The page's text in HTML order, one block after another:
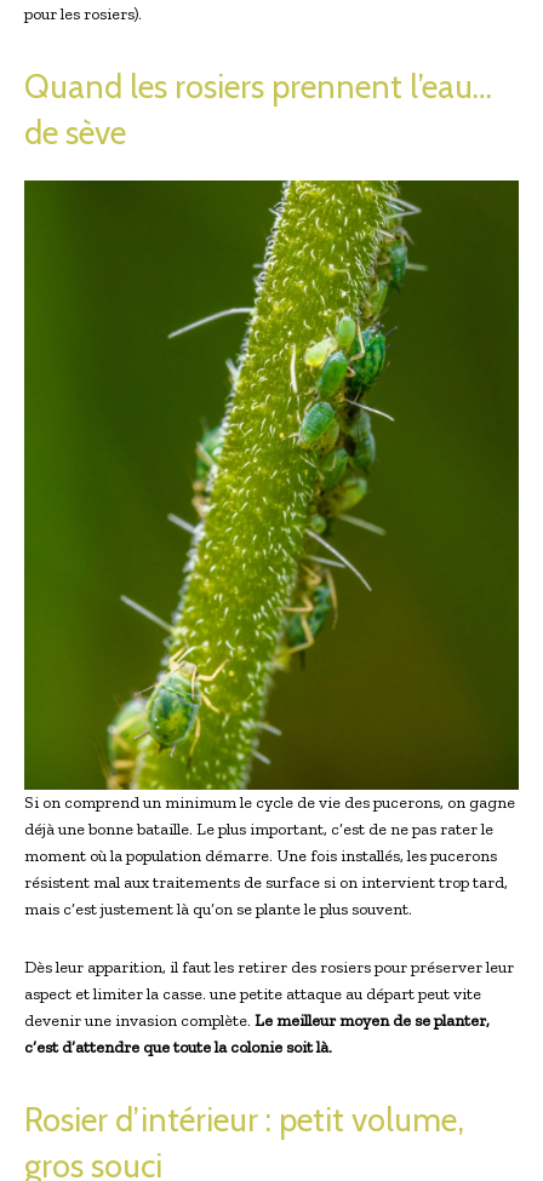
pour les rosiers).
Quand les rosiers prennent l’eau…
de sève
Si on comprend un minimum le cycle de vie des pucerons, on gagne
déjà une bonne bataille. Le plus important, c’est de ne pas rater le
moment où la population démarre. Une fois installés, les pucerons
résistent mal aux traitements de surface si on intervient trop tard,
mais c’est justement là qu’on se plante le plus souvent.
Dès leur apparition, il faut les retirer des rosiers pour préserver leur
aspect et limiter la casse. une petite attaque au départ peut vite
devenir une invasion complète. Le meilleur moyen de se planter,
c’est d’attendre que toute la colonie soit là.
Rosier d’intérieur : petit volume,
gros souci